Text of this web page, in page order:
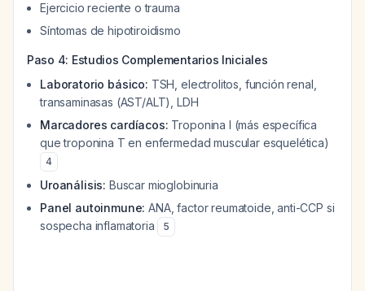
Ejercicio reciente o trauma
Síntomas de hipotiroidismo
Paso 4: Estudios Complementarios Iniciales
Laboratorio básico: TSH, electrolitos, función renal,
transaminasas (AST/ALT), LDH
Marcadores cardíacos: Troponina I (más específica
que troponina T en enfermedad muscular esquelética)
4
Uroanálisis: Buscar mioglobinuria
Panel autoinmune: ANA, factor reumatoide, anti-CCP si
sospecha inflamatoria
5